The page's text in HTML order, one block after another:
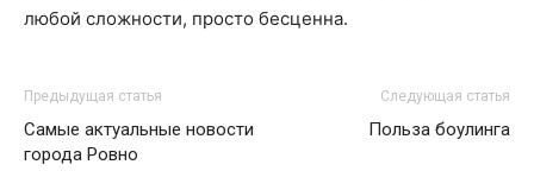
любой сложности, просто бесценна.
Предыдущая статья
Самые актуальные новости
города Ровно
Следующая статья
Польза боулинга